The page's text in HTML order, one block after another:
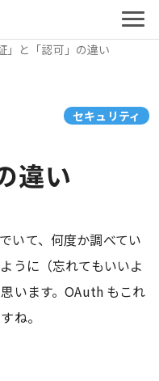
と「認可」の違い
セキュリティ
違い
いて、何度か調べてい
うに（忘れてもいいよ
います。OAuth もこれ
ね。